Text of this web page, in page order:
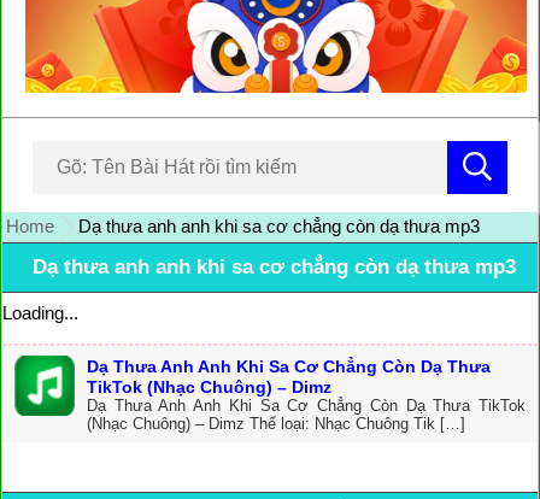
Home Dạ thưa anh anh khi sa cơ chẳng còn dạ thưa mp3
Dạ thưa anh anh khi sa cơ chẳng còn dạ thưa mp3
Loading...
Dạ Thưa Anh Anh Khi Sa Cơ Chẳng Còn Dạ Thưa
TikTok (Nhạc Chuông) – Dimz
Dạ Thưa Anh Anh Khi Sa Cơ Chẳng Còn Dạ Thưa TikTok
(Nhạc Chuông) – Dimz Thể loại: Nhạc Chuông Tik […]